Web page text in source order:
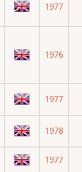
1977
1976
1977
1978
1977